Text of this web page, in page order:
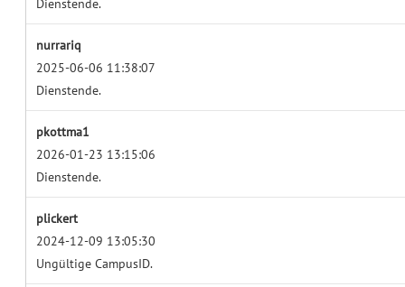
Dienstende.
nurrariq
2025-06-06 11:38:07
Dienstende.
pkottma1
2026-01-23 13:15:06
Dienstende.
plickert
2024-12-09 13:05:30
Ungültige CampusID.